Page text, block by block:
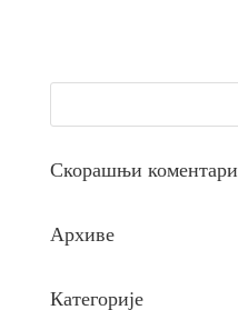
Скорашњи коментари
Архиве
Категорије